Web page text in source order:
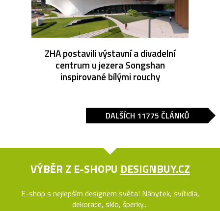
ZHA postavili výstavní a divadelní
centrum u jezera Songshan
inspirované bílými rouchy
DALŠÍCH 11775 ČLÁNKŮ
VÝBĚR Z E-SHOPU DESIGNBUY.CZ
E-shop s nejlepším designem světa! Nábytek, svítidla,
dekorace, sklo, šperky...